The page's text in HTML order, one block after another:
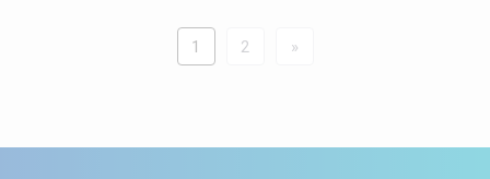
1 2 »